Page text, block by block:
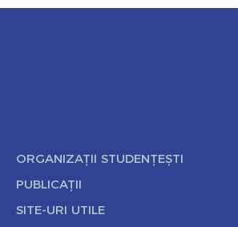
ORGANIZAȚII STUDENȚEȘTI
PUBLICAȚII
SITE-URI UTILE